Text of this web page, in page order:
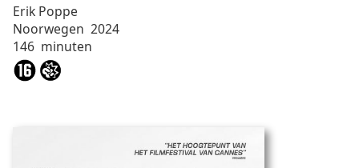
Erik Poppe
Noorwegen 2024
146 minuten